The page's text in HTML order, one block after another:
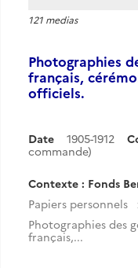
121 medias
Photographies
français,
officiels.
Date 1905-1912
commande)
Contexte : Fonds
Papiers personnels
Photographies des
français,...